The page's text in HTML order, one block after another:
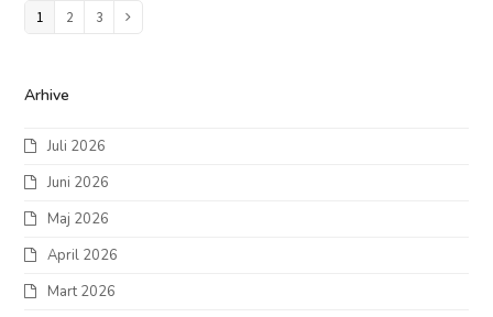
Page
1 Page
2 Page
3
Arhive
Juli 2026
Juni 2026
Maj 2026
April 2026
Mart 2026